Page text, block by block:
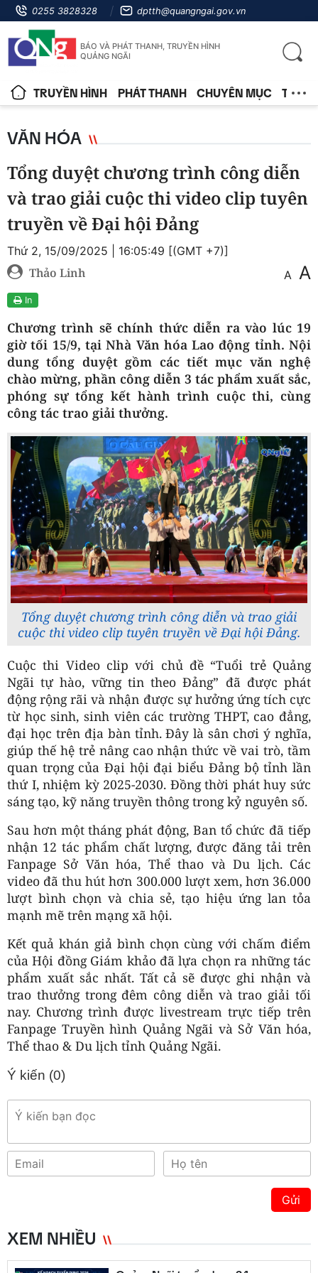
0255 3828328 dptth@quangngai.gov.vn
BÁO VÀ PHÁT THANH, TRUYỀN HÌNH
QUẢNG NGÃI
TRUYỀN HÌNH PHÁT THANH CHUYÊN MỤC TIN
VĂN HÓA
Tổng duyệt chương trình công diễn
và trao giải cuộc thi video clip tuyên
truyền về Đại hội Đảng
Thứ 2, 15/09/2025 | 16:05:49 [(GMT +7)]
Thảo Linh A A
In
Chương trình sẽ chính thức diễn ra vào lúc 19
giờ tối 15/9, tại Nhà Văn hóa Lao động tỉnh. Nội
dung tổng duyệt gồm các tiết mục văn nghệ
chào mừng, phần công diễn 3 tác phẩm xuất sắc,
phóng sự tổng kết hành trình cuộc thi, cùng
công tác trao giải thưởng.
Tổng duyệt chương trình công diễn và trao giải
cuộc thi video clip tuyên truyền về Đại hội Đảng.
Cuộc thi Video clip với chủ đề “Tuổi trẻ Quảng
Ngãi tự hào, vững tin theo Đảng” đã được phát
động rộng rãi và nhận được sự hưởng ứng tích cực
từ học sinh, sinh viên các trường THPT, cao đẳng,
đại học trên địa bàn tỉnh. Đây là sân chơi ý nghĩa,
giúp thế hệ trẻ nâng cao nhận thức về vai trò, tầm
quan trọng của Đại hội đại biểu Đảng bộ tỉnh lần
thứ I, nhiệm kỳ 2025-2030. Đồng thời phát huy sức
sáng tạo, kỹ năng truyền thông trong kỷ nguyên số.
Sau hơn một tháng phát động, Ban tổ chức đã tiếp
nhận 12 tác phẩm chất lượng, được đăng tải trên
Fanpage Sở Văn hóa, Thể thao và Du lịch. Các
video đã thu hút hơn 300.000 lượt xem, hơn 36.000
lượt bình chọn và chia sẻ, tạo hiệu ứng lan tỏa
mạnh mẽ trên mạng xã hội.
Kết quả khán giả bình chọn cùng với chấm điểm
của Hội đồng Giám khảo đã lựa chọn ra những tác
phẩm xuất sắc nhất. Tất cả sẽ được ghi nhận và
trao thưởng trong đêm công diễn và trao giải tối
nay. Chương trình được livestream trực tiếp trên
Fanpage Truyền hình Quảng Ngãi và Sở Văn hóa,
Thể thao & Du lịch tỉnh Quảng Ngãi.
Ý kiến (0)
Gửi
XEM NHIỀU